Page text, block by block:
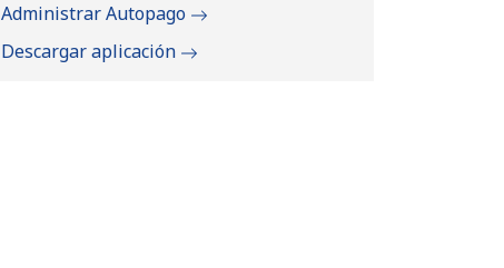
Administrar Autopago
Descargar aplicación